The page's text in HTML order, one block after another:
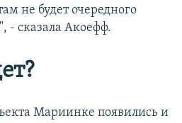
не будет очередного
- сказала Акоефф.
Мариинке появились и